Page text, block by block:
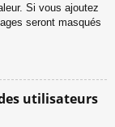
Si vous ajoutez
seront masqués
utilisateurs